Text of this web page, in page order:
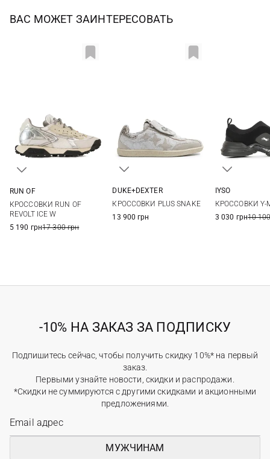
ВАС МОЖЕТ ЗАИНТЕРЕСОВАТЬ
40
41
RUN OF
КРОССОВКИ RUN OF
REVOLT ICE W
5 190 грн17 300 грн
DUKE+DEXTER
КРОССОВКИ PLUS SNAKE
13 900 грн
IYSO
КРОССОВКИ Y-
3 030 грн10
-10% НА ЗАКАЗ ЗА ПОДПИСКУ
Подпишитесь сейчас, чтобы получить скидку 10%* на первый
заказ.
Первыми узнайте новости, скидки и распродажи.
*Скидки не суммируются с другими скидками и акционными
предложениями.
МУЖЧИНАМ